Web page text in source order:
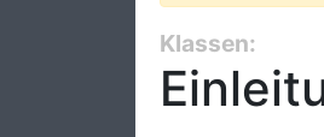
Klassen: